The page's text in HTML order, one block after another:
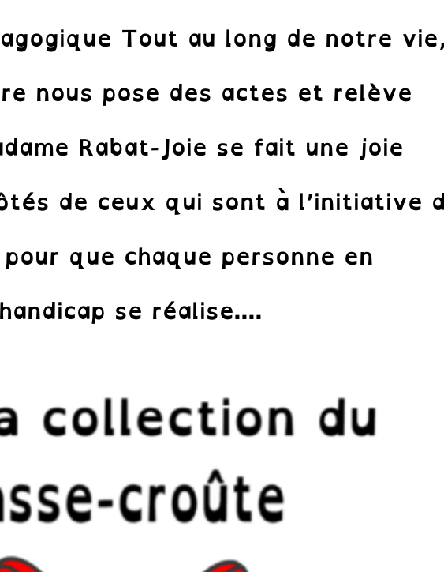
Tout au long de notre
nous pose des actes et relève
Rabat-Joie se fait une joie
de ceux qui sont à l’initiative
que chaque personne en
se réalise....